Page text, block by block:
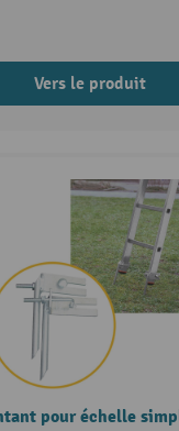
Vers le produit
pour échelle